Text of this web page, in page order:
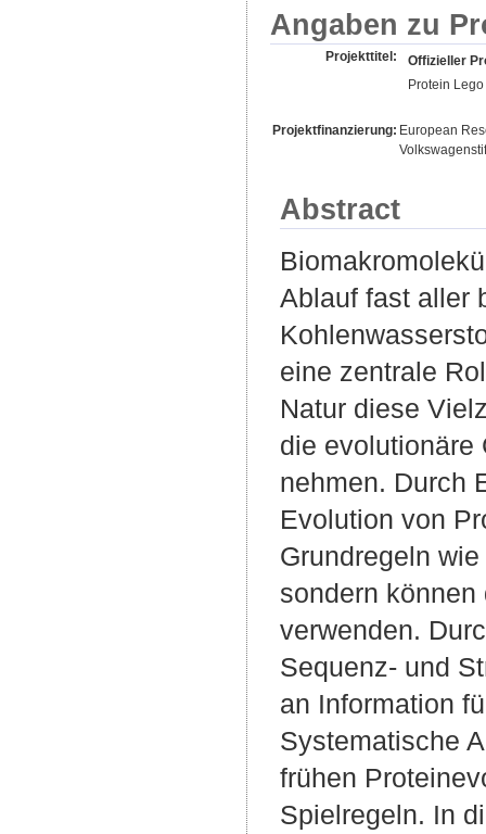
Angaben zu
Projekttitel:
Offizieller
Protein
Projektfinanzierung: European
Abstract
Ablauf fast aller
eine zentrale
Natur diese
die evolutionäre
nehmen. Durch
Evolution von
Grundregeln
sondern
verwenden.
Sequenz- und
an Information
Systematische
frühen
Spielregeln. In